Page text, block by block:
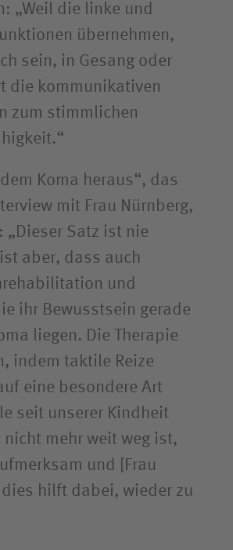
„Weil die linke und
übernehmen,
sein, in Gesang oder
die kommunikativen
zum stimmlichen
Koma heraus“, das
mit Frau Nürnberg,
Satz ist nie
aber, dass auch
und
ihr Bewusstsein gerade
liegen. Die Therapie
indem taktile Reize
eine besondere Art
seit unserer Kindheit
mehr weit weg ist,
und [Frau
hilft dabei, wieder zu